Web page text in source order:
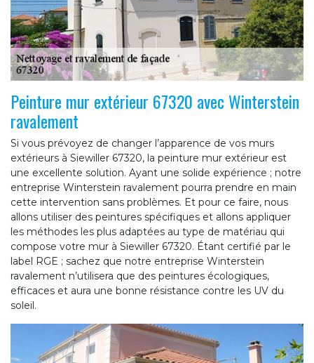
Peinture mur extérieur 67320 avec Winterstein
ravalement
Si vous prévoyez de changer l’apparence de vos murs
extérieurs à Siewiller 67320, la peinture mur extérieur est
une excellente solution. Ayant une solide expérience ; notre
entreprise Winterstein ravalement pourra prendre en main
cette intervention sans problèmes. Et pour ce faire, nous
allons utiliser des peintures spécifiques et allons appliquer
les méthodes les plus adaptées au type de matériau qui
compose votre mur à Siewiller 67320. Étant certifié par le
label RGE ; sachez que notre entreprise Winterstein
ravalement n’utilisera que des peintures écologiques,
efficaces et aura une bonne résistance contre les UV du
soleil.